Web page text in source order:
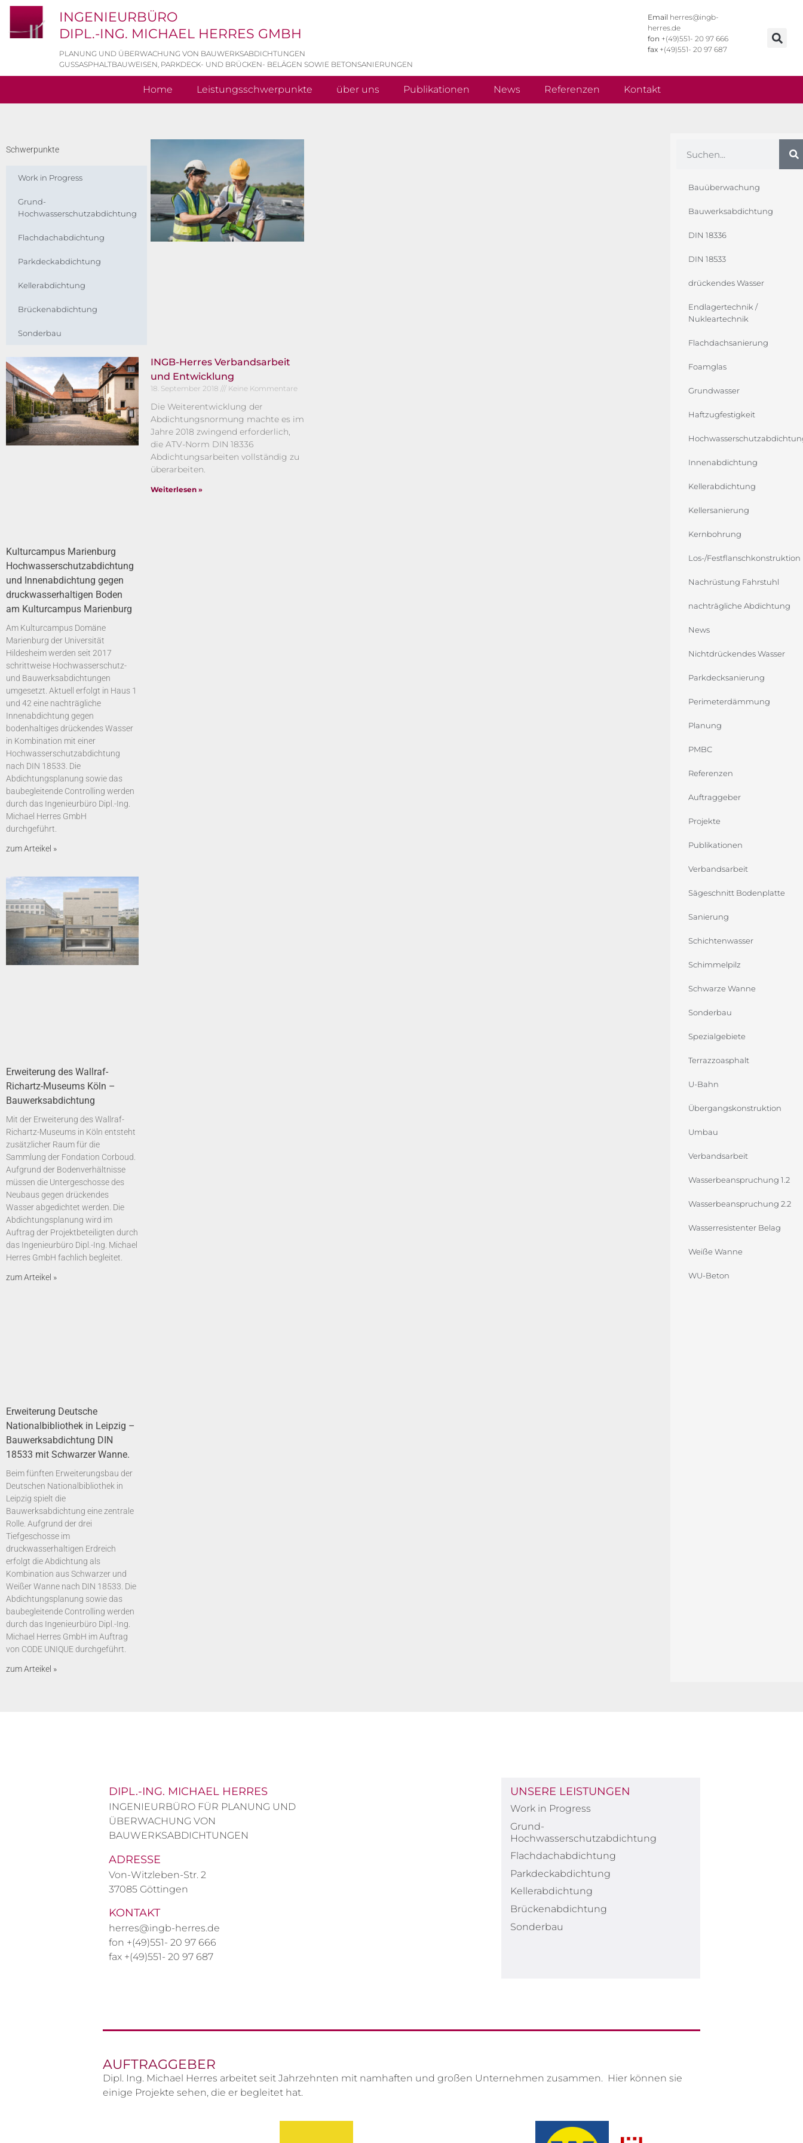
INGENIEURBÜRO
DIPL.-ING. MICHAEL HERRES GMBH
PLANUNG UND ÜBERWACHUNG VON BAUWERKSABDICHTUNGEN
GUSSASPHALTBAUWEISEN, PARKDECK- UND BRÜCKEN- BELÄGEN SOWIE BETONSANIERUNGEN
Email herres@ingb-
herres.de
fon +(49)551- 20 97 666
fax +(49)551- 20 97 687
Home Leistungsschwerpunkte über uns Publikationen News Referenzen Kontakt
Schwerpunkte
Work in Progress
Grund-
Hochwasserschutzabdichtung
Flachdachabdichtung
Parkdeckabdichtung
Kellerabdichtung
Brückenabdichtung
Sonderbau
Kulturcampus Marienburg
Hochwasserschutzabdichtung
und Innenabdichtung gegen
druckwasserhaltigen Boden
am Kulturcampus Marienburg
Am Kulturcampus Domäne
Marienburg der Universität
Hildesheim werden seit 2017
schrittweise Hochwasserschutz-
und Bauwerksabdichtungen
umgesetzt. Aktuell erfolgt in Haus 1
und 42 eine nachträgliche
Innenabdichtung gegen
bodenhaltiges drückendes Wasser
in Kombination mit einer
Hochwasserschutzabdichtung
nach DIN 18533. Die
Abdichtungsplanung sowie das
baubegleitende Controlling werden
durch das Ingenieurbüro Dipl.-Ing.
Michael Herres GmbH
durchgeführt.
zum Arteikel »
Erweiterung des Wallraf-
Richartz-Museums Köln –
Bauwerksabdichtung
Mit der Erweiterung des Wallraf-
Richartz-Museums in Köln entsteht
zusätzlicher Raum für die
Sammlung der Fondation Corboud.
Aufgrund der Bodenverhältnisse
müssen die Untergeschosse des
Neubaus gegen drückendes
Wasser abgedichtet werden. Die
Abdichtungsplanung wird im
Auftrag der Projektbeteiligten durch
das Ingenieurbüro Dipl.-Ing. Michael
Herres GmbH fachlich begleitet.
zum Arteikel »
Erweiterung Deutsche
Nationalbibliothek in Leipzig –
Bauwerksabdichtung DIN
18533 mit Schwarzer Wanne.
Beim fünften Erweiterungsbau der
Deutschen Nationalbibliothek in
Leipzig spielt die
Bauwerksabdichtung eine zentrale
Rolle. Aufgrund der drei
Tiefgeschosse im
druckwasserhaltigen Erdreich
erfolgt die Abdichtung als
Kombination aus Schwarzer und
Weißer Wanne nach DIN 18533. Die
Abdichtungsplanung sowie das
baubegleitende Controlling werden
durch das Ingenieurbüro Dipl.-Ing.
Michael Herres GmbH im Auftrag
von CODE UNIQUE durchgeführt.
zum Arteikel »
INGB-Herres Verbandsarbeit
und Entwicklung
18. September 2018 Keine Kommentare
Die Weiterentwicklung der
Abdichtungsnormung machte es im
Jahre 2018 zwingend erforderlich,
die ATV-Norm DIN 18336
Abdichtungsarbeiten vollständig zu
überarbeiten.
Weiterlesen »
Bauüberwachung
Bauwerksabdichtung
DIN 18336
DIN 18533
drückendes Wasser
Endlagertechnik /
Nukleartechnik
Flachdachsanierung
Foamglas
Grundwasser
Haftzugfestigkeit
Innenabdichtung
Kellerabdichtung
Kellersanierung
Kernbohrung
Los-/Festflanschkonstruktion
Nachrüstung Fahrstuhl
nachträgliche Abdichtung
News
Nichtdrückendes Wasser
Parkdecksanierung
Perimeterdämmung
Planung
PMBC
Referenzen
Auftraggeber
Projekte
Publikationen
Verbandsarbeit
Sägeschnitt Bodenplatte
Sanierung
Schichtenwasser
Schimmelpilz
Schwarze Wanne
Sonderbau
Spezialgebiete
Terrazzoasphalt
U-Bahn
Übergangskonstruktion
Umbau
Verbandsarbeit
Wasserbeanspruchung 1.2
Wasserbeanspruchung 2.2
Wasserresistenter Belag
Weiße Wanne
WU-Beton
DIPL.-ING. MICHAEL HERRES
INGENIEURBÜRO FÜR PLANUNG UND
ÜBERWACHUNG VON
BAUWERKSABDICHTUNGEN
ADRESSE
Von-Witzleben-Str. 2
37085 Göttingen
KONTAKT
herres@ingb-herres.de
fon +(49)551- 20 97 666
fax +(49)551- 20 97 687
UNSERE LEISTUNGEN
Work in Progress
Grund-
Hochwasserschutzabdichtung
Flachdachabdichtung
Parkdeckabdichtung
Kellerabdichtung
Brückenabdichtung
Sonderbau
AUFTRAGGEBER
Dipl. Ing. Michael Herres arbeitet seit Jahrzehnten mit namhaften und großen Unternehmen zusammen. Hier können sie
einige Projekte sehen, die er begleitet hat.